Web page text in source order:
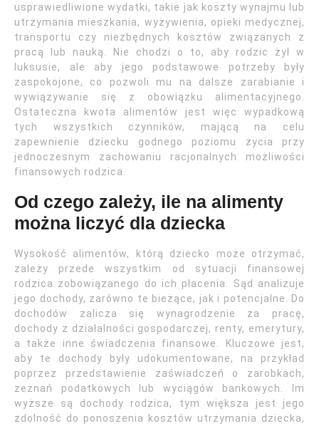
usprawiedliwione wydatki, takie jak koszty wynajmu lub
utrzymania mieszkania, wyżywienia, opieki medycznej,
transportu czy niezbędnych kosztów związanych z
pracą lub nauką. Nie chodzi o to, aby rodzic żył w
luksusie, ale aby jego podstawowe potrzeby były
zaspokojone, co pozwoli mu na dalsze zarabianie i
wywiązywanie się z obowiązku alimentacyjnego.
Ostateczna kwota alimentów jest więc wypadkową
tych wszystkich czynników, mającą na celu
zapewnienie dziecku godnego poziomu życia przy
jednoczesnym zachowaniu racjonalnych możliwości
finansowych rodzica.
Od czego zależy, ile na alimenty
można liczyć dla dziecka
Wysokość alimentów, którą dziecko może otrzymać,
zależy przede wszystkim od sytuacji finansowej
rodzica zobowiązanego do ich płacenia. Sąd analizuje
jego dochody, zarówno te bieżące, jak i potencjalne. Do
dochodów zalicza się wynagrodzenie za pracę,
dochody z działalności gospodarczej, renty, emerytury,
a także inne świadczenia finansowe. Kluczowe jest,
aby te dochody były udokumentowane, na przykład
poprzez przedstawienie zaświadczeń o zarobkach,
zeznań podatkowych lub wyciągów bankowych. Im
wyższe są dochody rodzica, tym większa jest jego
zdolność do ponoszenia kosztów utrzymania dziecka,